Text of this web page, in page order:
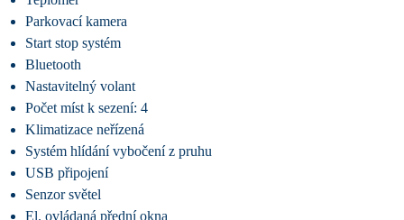
Parkovací kamera
Start stop systém
Bluetooth
Nastavitelný volant
Počet míst k sezení: 4
Klimatizace neřízená
Systém hlídání vybočení z pruhu
USB připojení
Senzor světel
El. ovládaná přední okna